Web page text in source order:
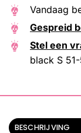
Vandaag
Gespreid
Stel een
black S
BESCHRIJVING